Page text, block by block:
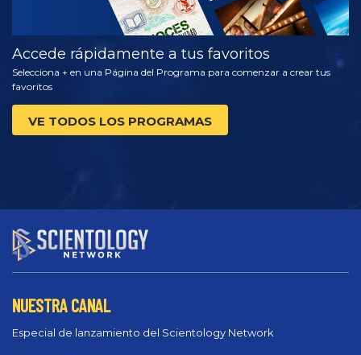
Accede rápidamente a tus favoritos
Selecciona + en una Página del Programa para comenzar a crear tus
favoritos
VE TODOS LOS PROGRAMAS
NUESTRA CANAL
Especial de lanzamiento del Scientology Network